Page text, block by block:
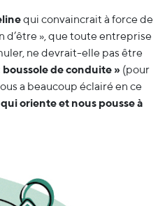
qui convaincrait à force de
d’être », que toute entreprise
ne devrait-elle pas être
boussole de conduite » (pour
a beaucoup éclairé en ce
qui oriente et nous pousse à